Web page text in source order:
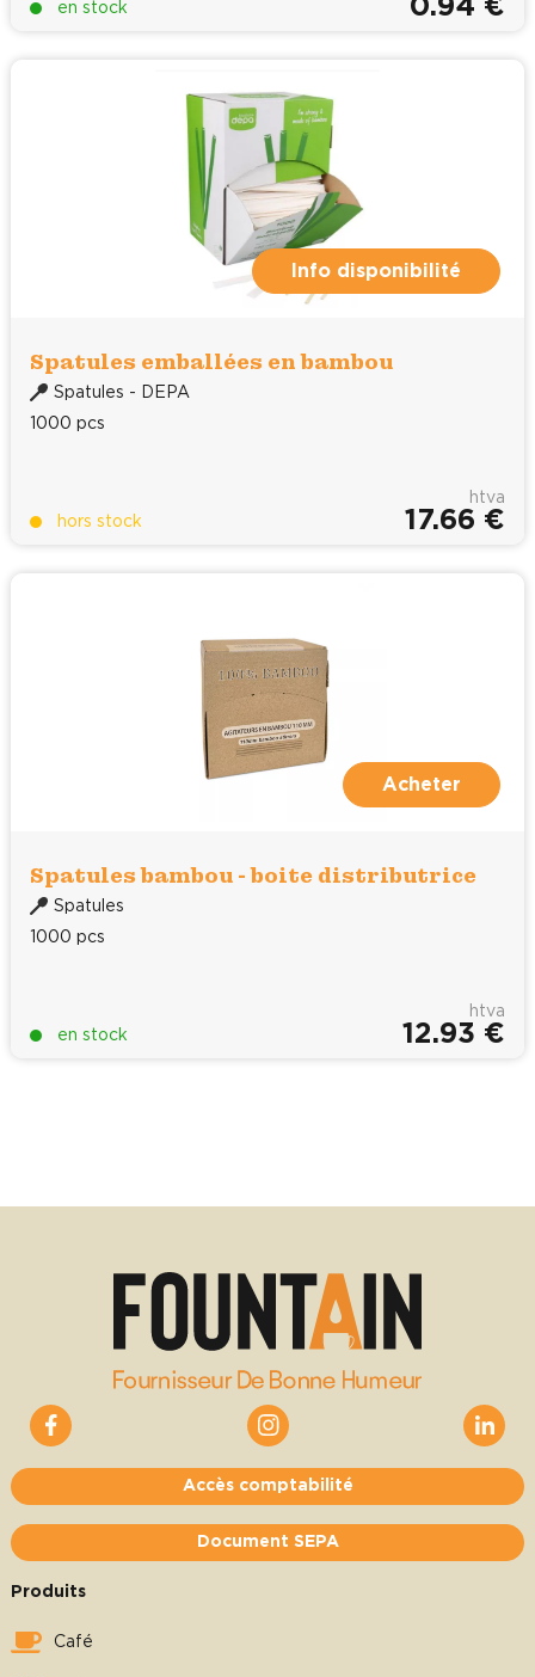
en stock 0.94 €
Info disponibilité
Spatules emballées en bambou
Spatules - DEPA
1000 pcs
hors stock
htva
17.66 €
Acheter
Spatules bambou - boite distributrice
Spatules
1000 pcs
en stock
htva
12.93 €
Accès comptabilité
Document SEPA
Produits
Café